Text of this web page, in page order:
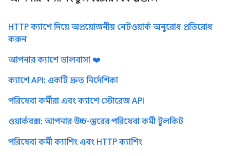
HTTP ক্যাশে দিয়ে অপ্রয়োজনীয় নেটওয়ার্ক অনুরোধ প্রতিরোধ
করুন
আপনার ক্যাশে ভালবাসা ❤️
ক্যাশে API: একটি দ্রুত নির্দেশিকা
পরিষেবা কর্মীরা এবং ক্যাশে স্টোরেজ API
ওয়ার্কবক্স: আপনার উচ্চ-স্তরের পরিষেবা কর্মী টুলকিট
পরিষেবা কর্মী ক্যাশিং এবং HTTP ক্যাশিং